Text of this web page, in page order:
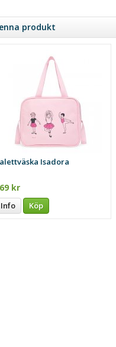
produkt
Isadora
kr
Info Köp